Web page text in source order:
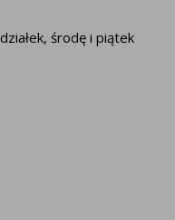
środę i piątek